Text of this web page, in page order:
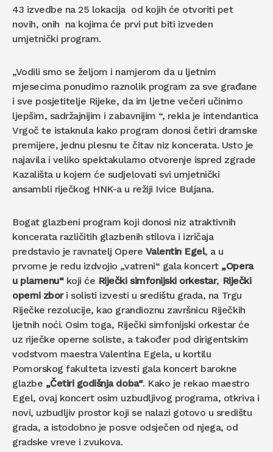
43 izvedbe na 25 lokacija od kojih će otvoriti pet
novih, onih na kojima će prvi put biti izveden
umjetnički program.
„Vodili smo se željom i namjerom da u ljetnim
mjesecima ponudimo raznolik program za sve građane
i sve posjetitelje Rijeke, da im ljetne večeri učinimo
ljepšim, sadržajnijim i zabavnijim “, rekla je intendantica
Vrgoč te istaknula kako program donosi četiri dramske
premijere, jednu plesnu te čitav niz koncerata. Usto je
najavila i veliko spektakularno otvorenje ispred zgrade
Kazališta u kojem će sudjelovati svi umjetnički
ansambli riječkog HNK-a u režiji Ivice Buljana.
Bogat glazbeni program koji donosi niz atraktivnih
koncerata različitih glazbenih stilova i izričaja
predstavio je ravnatelj Opere Valentin Egel, a u
prvome je redu izdvojio „vatreni“ gala koncert „Opera
u plamenu“koji će Riječki simfonijski orkestar, Riječki
operni zbori solisti izvesti u središtu grada, na Trgu
Riječke rezolucije, kao grandioznu završnicu Riječkih
ljetnih noći. Osim toga, Riječki simfonijski orkestar će
uz riječke operne soliste, a također pod dirigentskim
vodstvom maestra Valentina Egela, u kortilu
Pomorskog fakulteta izvesti gala koncert barokne
glazbe „Četiri godišnja doba“. Kako je rekao maestro
Egel, ovaj koncert osim uzbudljivog programa, otkriva i
novi, uzbudljiv prostor koji se nalazi gotovo u središtu
grada, a istodobno je posve odsječen od njega, od
gradske vreve i zvukova.